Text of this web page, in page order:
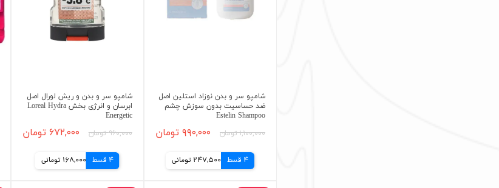
شامپو سر و بدن نوزاد استلین اصل
ضد حساسیت بدون سوزش چشم
Estelin Shampoo
۱,۱۰۰,۰۰۰ تومان ۹۹۰,۰۰۰ تومان
4 قسط 247,500 تومانی
شامپو سر و بدن و ریش لورال اصل
ابرسان و انرژی بخش Loreal Hydra
Energetic
۹۶۰,۰۰۰ تومان ۶۷۲,۰۰۰ تومان
4 قسط 168,000 تومانی